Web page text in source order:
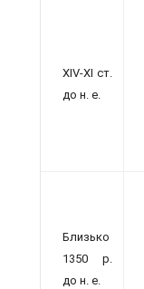
XIV-XI ст.
до н. е.
Близько
1350 р.
до н. е.